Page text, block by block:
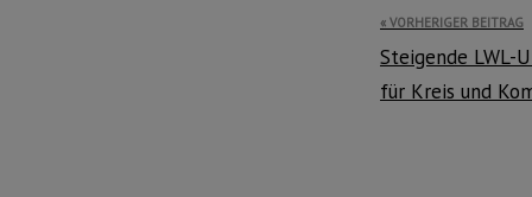
VORHERIGER BEITRAG
Steigende LWL-
für Kreis und